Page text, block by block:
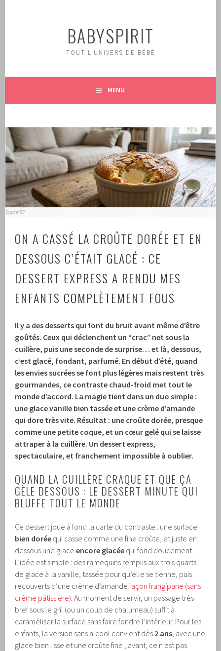
BABYSPIRIT
TOUT L'UNIVERS DE BÉBÉ
MENU
Source: DR
ON A CASSÉ LA CROÛTE DORÉE ET EN
DESSOUS C’ÉTAIT GLACÉ : CE
DESSERT EXPRESS A RENDU MES
ENFANTS COMPLÈTEMENT FOUS
Il y a des desserts qui font du bruit avant même d’être
goûtés. Ceux qui déclenchent un “crac” net sous la
cuillère, puis une seconde de surprise… et là, dessous,
c’est glacé, fondant, parfumé. En début d’été, quand
les envies sucrées se font plus légères mais restent très
gourmandes, ce contraste chaud-froid met tout le
monde d’accord. La magie tient dans un duo simple :
une glace vanille bien tassée et une crème d’amande
qui dore très vite. Résultat : une croûte dorée, presque
comme une petite coque, et un cœur gelé qui se laisse
attraper à la cuillère. Un dessert express,
spectaculaire, et franchement impossible à oublier.
QUAND LA CUILLÈRE CRAQUE ET QUE ÇA
GÈLE DESSOUS : LE DESSERT MINUTE QUI
BLUFFE TOUT LE MONDE
Ce dessert joue à fond la carte du contraste : une surface
bien dorée qui casse comme une fine croûte, et juste en
dessous une glaceencore glacée qui fond doucement.
L’idée est simple : des ramequins remplis aux trois quarts
de glace à la vanille, tassée pour qu’elle se tienne, puis
recouverts d’une crème d’amandefaçon frangipane (sans
crème pâtissière) . Au moment de servir, un passage très
bref sous le gril (ou un coup de chalumeau) suffit à
caraméliser la surface sans faire fondre l’intérieur. Pour les
enfants, la version sans alcool convient dès 2 ans , avec une
glace bien lisse et une croûte fine ; avant, ce n’est pas